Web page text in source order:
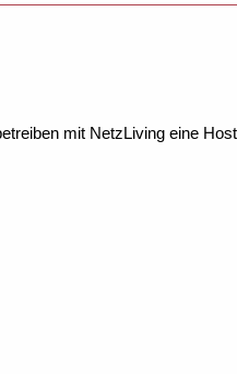
mit NetzLiving eine